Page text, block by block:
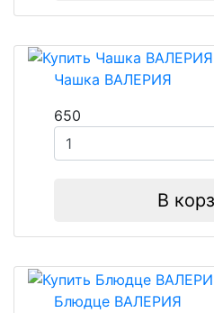
Чашка ВАЛЕРИЯ
650
В
Блюдце ВАЛЕРИЯ